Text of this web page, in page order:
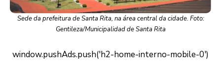
Sede da prefeitura de Santa Rita, na área central da cidade. Foto:
Gentileza/Municipalidad de Santa Rita